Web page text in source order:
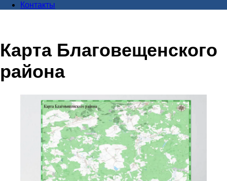
Контакты
Карта Благовещенского
района